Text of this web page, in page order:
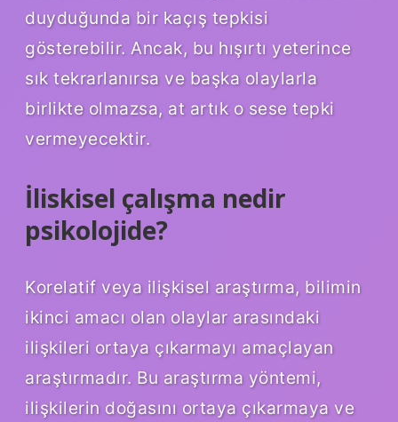
duyduğunda bir kaçış tepkisi
gösterebilir. Ancak, bu hışırtı yeterince
sık tekrarlanırsa ve başka olaylarla
birlikte olmazsa, at artık o sese tepki
vermeyecektir.
İliskisel çalışma nedir
psikolojide?
Korelatif veya ilişkisel araştırma, bilimin
ikinci amacı olan olaylar arasındaki
ilişkileri ortaya çıkarmayı amaçlayan
araştırmadır. Bu araştırma yöntemi,
ilişkilerin doğasını ortaya çıkarmaya ve